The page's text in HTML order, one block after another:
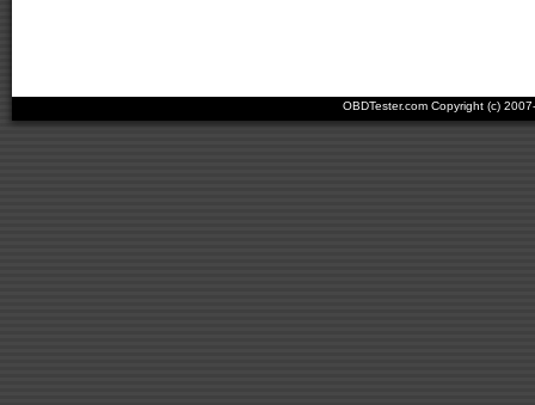
OBDTester.com Copyright (c)